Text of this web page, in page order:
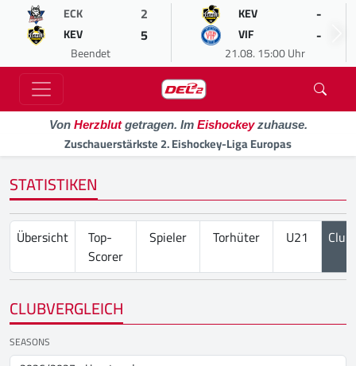
ECK 2
KEV 5
Beendet
KEV -
VIF -
21.08. 15:00 Uhr
Von Herzblutgetragen. Im Eishockeyzuhause.
Zuschauerstärkste 2. Eishockey-Liga Europas
STATISTIKEN
Übersicht
Top-
Scorer
Spieler Torhüter U21
CLUBVERGLEICH
SEASONS